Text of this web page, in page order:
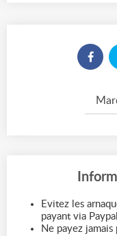
Evitez les
payant via Paypal
Ne payez